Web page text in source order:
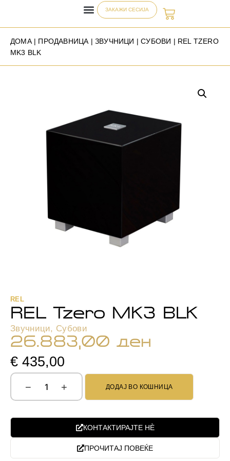
ЗАКАЖИ СЕСИЈА
ДОМА| ПРОДАВНИЦА |ЗВУЧНИЦИ |СУБОВИ | REL TZERO
MK3 BLK
REL
REL Tzero MK3 BLK
Звучници, Субови
26.883,00 ден
€ 435,00
− + ДОДАЈ ВО КОШНИЦА
КОНТАКТИРАЈТЕ НЀ
ПРОЧИТАЈ ПОВЕЌЕ